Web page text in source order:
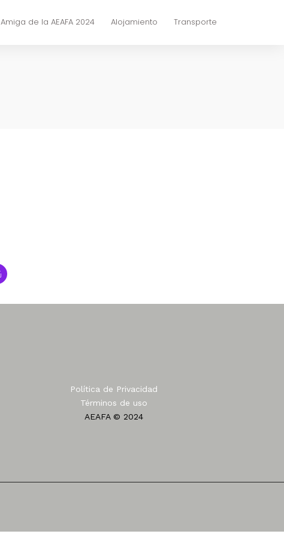
Amiga de la AEAFA 2024 Alojamiento Transporte
Política de Privacidad
Términos de uso
AEAFA © 2024